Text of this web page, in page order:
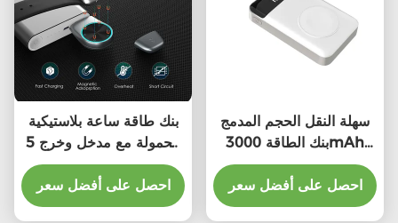
بنك طاقة ساعة بلاستيكية
محمولة مع مدخل وخرج 5
فولت / 1A
احصل على أفضل سعر
سهلة النقل الحجم المدمج
بنك الطاقة 3000mAh
التوافق العالمي
احصل على أفضل سعر